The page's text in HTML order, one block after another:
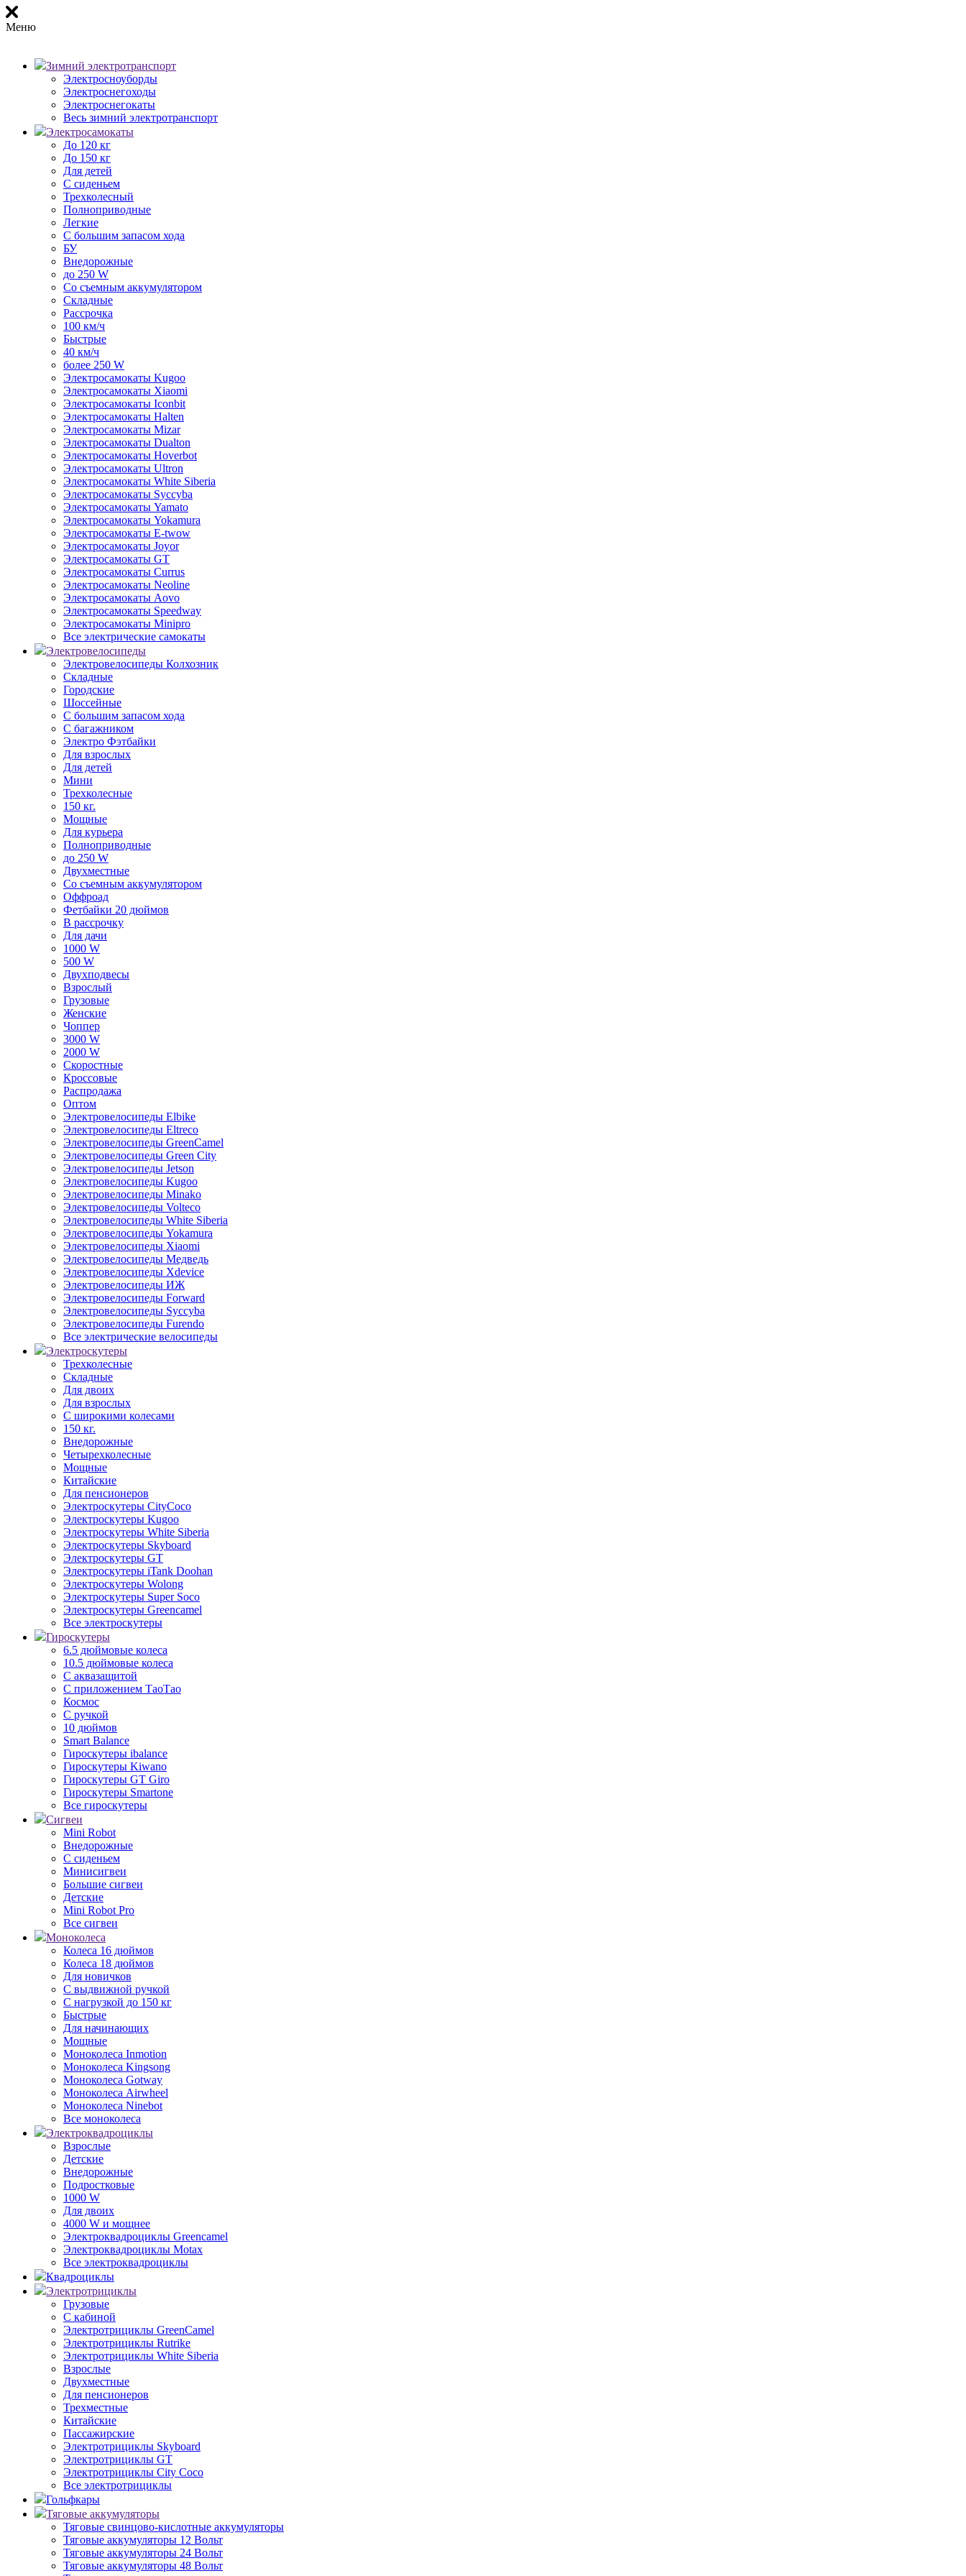
Меню
Зимний электротранспорт
Электросноуборды
Электроснегоходы
Электроснегокаты
Весь зимний электротранспорт
Электросамокаты
До 120 кг
До 150 кг
Для детей
С сиденьем
Трехколесный
Полноприводные
Легкие
С большим запасом хода
БУ
Внедорожные
до 250 W
Со съемным аккумулятором
Складные
Рассрочка
100 км/ч
Быстрые
40 км/ч
более 250 W
Электросамокаты Kugoo
Электросамокаты Xiaomi
Электросамокаты Iconbit
Электросамокаты Halten
Электросамокаты Mizar
Электросамокаты Dualton
Электросамокаты Hoverbot
Электросамокаты Ultron
Электросамокаты White Siberia
Электросамокаты Syccyba
Электросамокаты Yamato
Электросамокаты Yokamura
Электросамокаты E-twow
Электросамокаты Joyor
Электросамокаты GT
Электросамокаты Currus
Электросамокаты Neoline
Электросамокаты Aovo
Электросамокаты Speedway
Электросамокаты Minipro
Все электрические самокаты
Электровелосипеды
Электровелосипеды Колхозник
Складные
Городские
Шоссейные
С большим запасом хода
С багажником
Электро Фэтбайки
Для взрослых
Для детей
Мини
Трехколесные
150 кг.
Мощные
Для курьера
Полноприводные
до 250 W
Двухместные
Со съемным аккумулятором
Оффроад
Фетбайки 20 дюймов
В рассрочку
Для дачи
1000 W
500 W
Двухподвесы
Взрослый
Грузовые
Женские
Чоппер
3000 W
2000 W
Скоростные
Кроссовые
Распродажа
Оптом
Электровелосипеды Elbike
Электровелосипеды Eltreco
Электровелосипеды GreenCamel
Электровелосипеды Green City
Электровелосипеды Jetson
Электровелосипеды Kugoo
Электровелосипеды Minako
Электровелосипеды Volteco
Электровелосипеды White Siberia
Электровелосипеды Yokamura
Электровелосипеды Xiaomi
Электровелосипеды Медведь
Электровелосипеды Xdevice
Электровелосипеды ИЖ
Электровелосипеды Forward
Электровелосипеды Syccyba
Электровелосипеды Furendo
Все электрические велосипеды
Электроскутеры
Трехколесные
Складные
Для двоих
Для взрослых
С широкими колесами
150 кг.
Внедорожные
Четырехколесные
Мощные
Китайские
Для пенсионеров
Электроскутеры CityCoco
Электроскутеры Kugoo
Электроскутеры White Siberia
Электроскутеры Skyboard
Электроскутеры GT
Электроскутеры iTank Doohan
Электроскутеры Wolong
Электроскутеры Super Soco
Электроскутеры Greencamel
Все электроскутеры
Гироскутеры
6.5 дюймовые колеса
10.5 дюймовые колеса
С аквазащитой
С приложением ТаоТао
Космос
С ручкой
10 дюймов
Smart Balance
Гироскутеры ibalance
Гироскутеры Kiwano
Гироскутеры GT Giro
Гироскутеры Smartone
Все гироскутеры
Сигвеи
Mini Robot
Внедорожные
С сиденьем
Минисигвеи
Большие сигвеи
Детские
Mini Robot Pro
Все сигвеи
Моноколеса
Колеса 16 дюймов
Колеса 18 дюймов
Для новичков
С выдвижной ручкой
С нагрузкой до 150 кг
Быстрые
Для начинающих
Мощные
Моноколеса Inmotion
Моноколеса Kingsong
Моноколеса Gotway
Моноколеса Airwheel
Моноколеса Ninebot
Все моноколеса
Электроквадроциклы
Взрослые
Детские
Внедорожные
Подростковые
1000 W
Для двоих
4000 W и мощнее
Электроквадроциклы Greencamel
Электроквадроциклы Motax
Все электроквадроциклы
Квадроциклы
Электротрициклы
Грузовые
С кабиной
Электротрициклы GreenCamel
Электротрициклы Rutrike
Электротрициклы White Siberia
Взрослые
Двухместные
Для пенсионеров
Трехместные
Китайские
Пассажирские
Электротрициклы Skyboard
Электротрициклы GT
Электротрициклы City Coco
Все электротрициклы
Гольфкары
Тяговые аккумуляторы
Тяговые свинцово-кислотные аккумуляторы
Тяговые аккумуляторы 12 Вольт
Тяговые аккумуляторы 24 Вольт
Тяговые аккумуляторы 48 Вольт